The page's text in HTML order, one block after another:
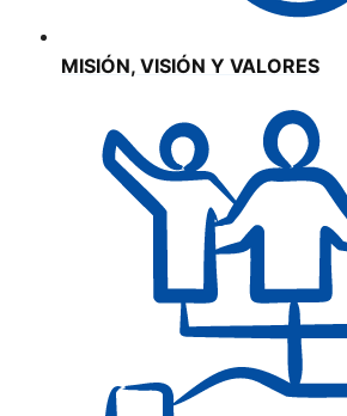
MISIÓN, VISIÓN Y VALORES